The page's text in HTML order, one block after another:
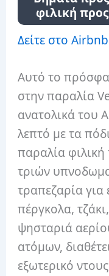
φιλική
Δείτε στο Airbnb
Αυτό το
στην παραλία
ανατολικά του
λεπτό με τα
παραλία φιλική
τριών
τραπεζαρία για
πέργκολα,
ψησταριά
ατόμων,
εξωτερικό